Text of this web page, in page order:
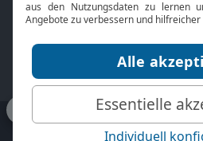
Jobs
Mediadaten
bibeltv.de:
Nutzungsbedingungen